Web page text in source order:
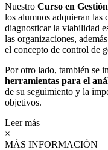
Nuestro Curso en
los alumnos adquieran las
diagnosticar la viabilidad
las organizaciones,
el concepto de control de
Por otro lado, también se
herramientas para el
de su seguimiento y la
objetivos.
Leer más
×
MÁS INFORMACIÓN